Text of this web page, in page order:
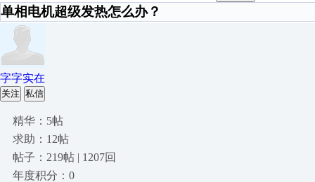
单相电机超级发热怎么办？
字字实在
关注 私信
精华：5帖
求助：12帖
帖子：219帖 | 1207回
年度积分：0